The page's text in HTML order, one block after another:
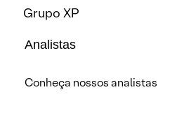
Grupo XP
Analistas
Conheça nossos analistas